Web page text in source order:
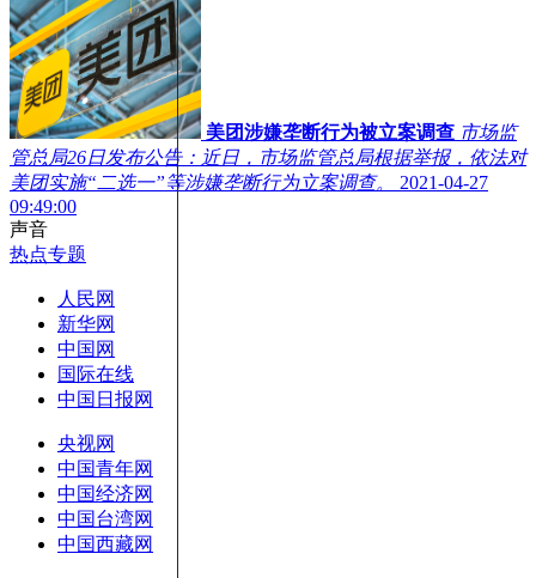
美团涉嫌垄断行为被立案调查 市场监
管总局26日发布公告：近日，市场监管总局根据举报，依法对
美团实施“二选一”等涉嫌垄断行为立案调查。
2021-04-27
09:49:00
声音
热点专题
人民网
新华网
中国网
国际在线
中国日报网
央视网
中国青年网
中国经济网
中国台湾网
中国西藏网